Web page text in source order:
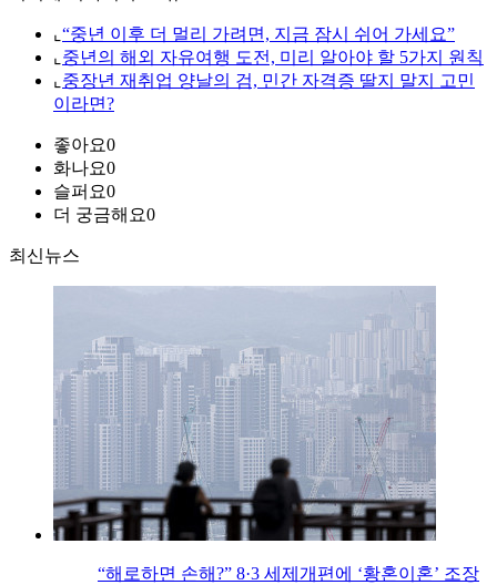
⌞ “중년 이후 더 멀리 가려면, 지금 잠시 쉬어 가세요”
⌞ 중년의 해외 자유여행 도전, 미리 알아야 할 5가지 원칙
⌞ 중장년 재취업 양날의 검, 민간 자격증 딸지 말지 고민
이라면?
좋아요0
화나요0
슬퍼요0
더 궁금해요0
최신뉴스
“해로하면 손해?” 8·3 세제개편에 ‘황혼이혼’ 조장